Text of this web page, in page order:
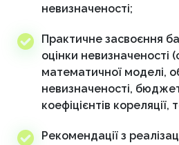
невизначеності;
Практичне засвоєння
оцінки невизначеності
математичної моделі,
невизначеності,
коефіцієнтів кореляції,
Рекомендації з